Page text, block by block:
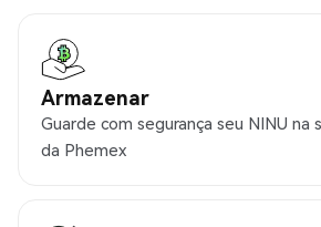
Armazenar
Guarde com segurança seu NINU na
da Phemex